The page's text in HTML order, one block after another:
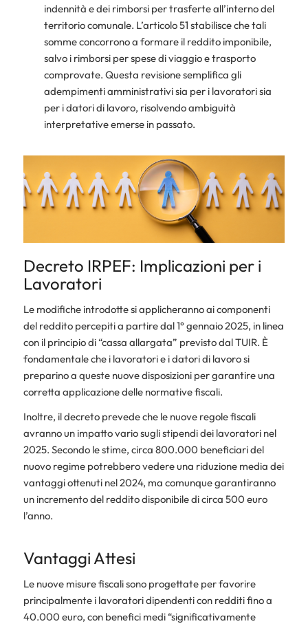
indennità e dei rimborsi per trasferte all’interno del
territorio comunale. L’articolo 51 stabilisce che tali
somme concorrono a formare il reddito imponibile,
salvo i rimborsi per spese di viaggio e trasporto
comprovate. Questa revisione semplifica gli
adempimenti amministrativi sia per i lavoratori sia
per i datori di lavoro, risolvendo ambiguità
interpretative emerse in passato.
Decreto IRPEF: Implicazioni per i
Lavoratori
Le modifiche introdotte si applicheranno ai componenti
del reddito percepiti a partire dal 1° gennaio 2025, in linea
con il principio di “cassa allargata” previsto dal TUIR. È
fondamentale che i lavoratori e i datori di lavoro si
preparino a queste nuove disposizioni per garantire una
corretta applicazione delle normative fiscali.
Inoltre, il decreto prevede che le nuove regole fiscali
avranno un impatto vario sugli stipendi dei lavoratori nel
2025. Secondo le stime, circa 800.000 beneficiari del
nuovo regime potrebbero vedere una riduzione media dei
vantaggi ottenuti nel 2024, ma comunque garantiranno
un incremento del reddito disponibile di circa 500 euro
l’anno.
Vantaggi Attesi
Le nuove misure fiscali sono progettate per favorire
principalmente i lavoratori dipendenti con redditi fino a
40.000 euro, con benefici medi “significativamente